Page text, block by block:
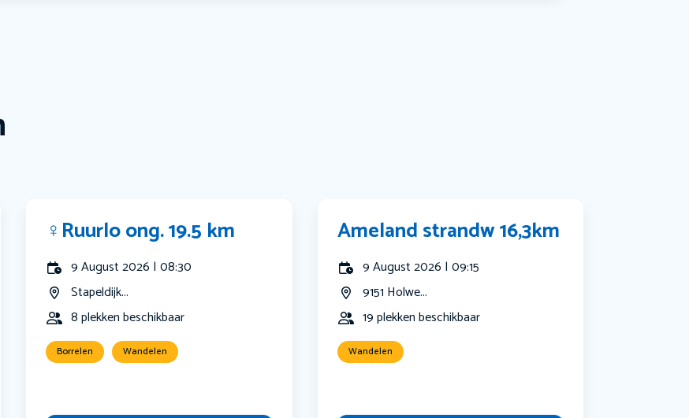
‍♀️Ruurlo ong. 19.5 km
9 August 2026 | 08:30
Stapeldijk...
8 plekken beschikbaar
Borrelen Wandelen
Ameland strandw 16,3km
9 August 2026 | 09:15
9151 Holwe...
19 plekken beschikbaar
Wandelen